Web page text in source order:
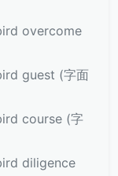
overcome
guest (字面
course (字
diligence